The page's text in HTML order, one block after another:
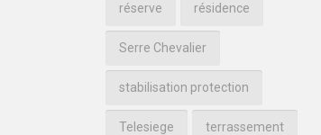
réserve résidence
Serre Chevalier
stabilisation protection
Telesiege terrassement